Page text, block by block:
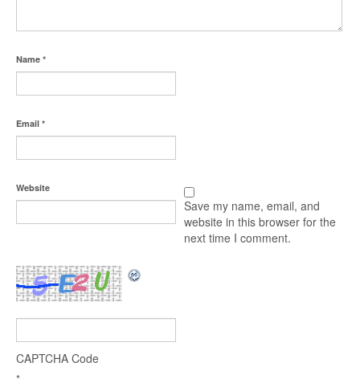
Name *
Email *
Website
Save my name, email, and
website in this browser for the
next time I comment.
CAPTCHA Code